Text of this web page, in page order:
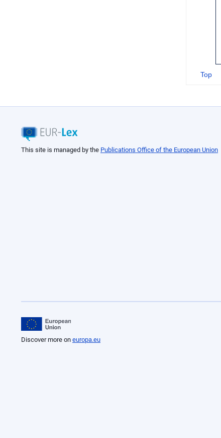
Top
This site is managed by the Publications Office of the European Union
Discover more on europa.eu